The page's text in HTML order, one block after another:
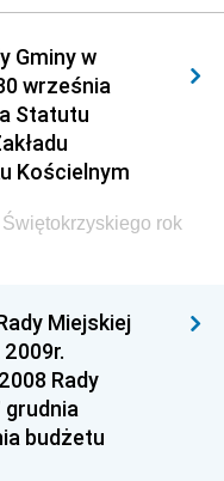
Wewnętrznych i
i Szkolnictwa
Miar
i Rozwoju Wsi
Narodowej i
i Nauki
Gminy w
września
Statutu
Kościelnym
rok
Miejskiej
Rady
grudnia
budżetu